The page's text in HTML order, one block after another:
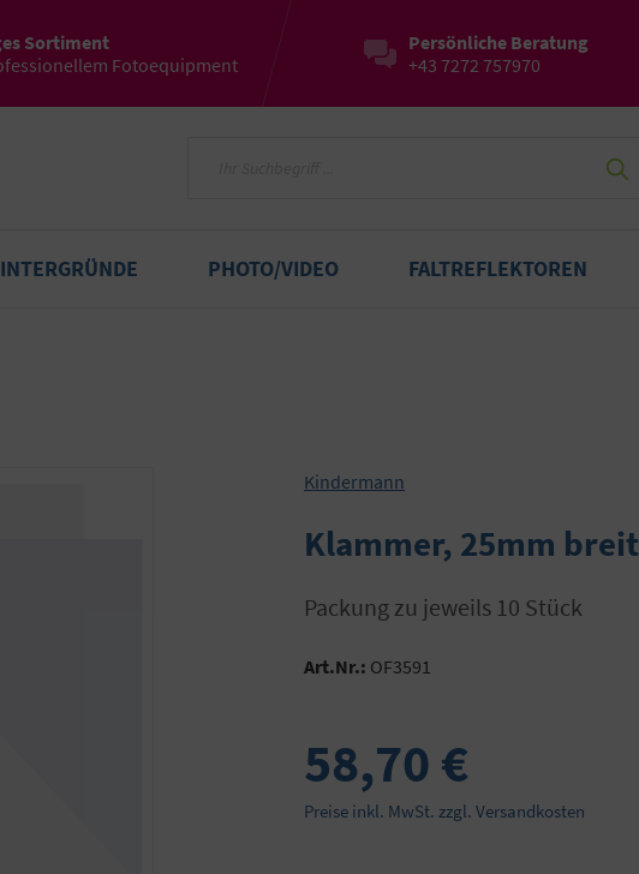
Sortiment
Fotoequipment
Persönliche Beratung
+43 7272 757970
PHOTO/VIDEO FALTREFLEKTOREN
Kindermann
Klammer, 25mm breit
Packung zu jeweils 10 Stück
Art.Nr.: OF3591
58,70 €
Preise inkl. MwSt. zzgl. Versandkosten